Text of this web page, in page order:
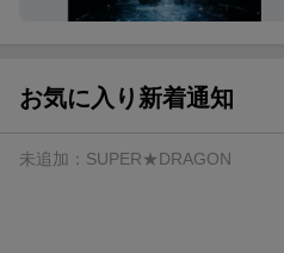
お気に入り新着通知
未追加： SUPER★DRAGON